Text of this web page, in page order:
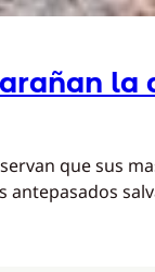
la
que sus